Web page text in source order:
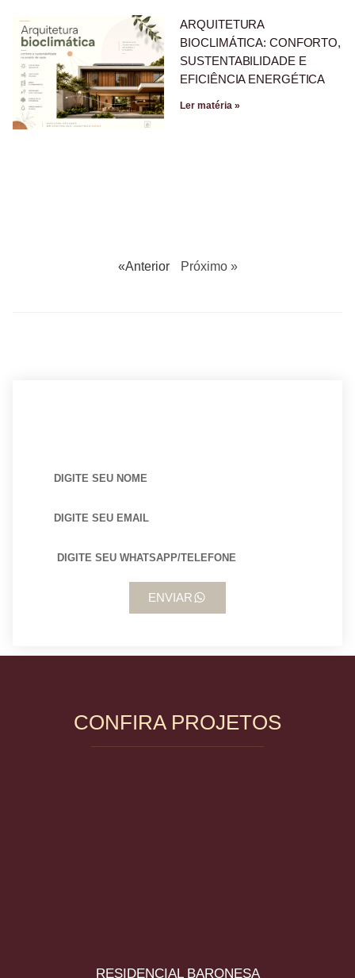
ARQUITETURA
BIOCLIMÁTICA: CONFORTO,
SUSTENTABILIDADE E
EFICIÊNCIA ENERGÉTICA
Ler matéria »
«Anterior Próximo »
ENVIAR
CONFIRA PROJETOS
RESIDENCIAL BARONESA